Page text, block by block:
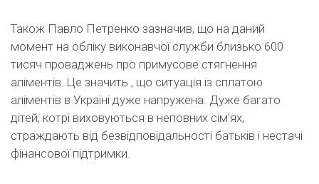
Також Павло Петренко зазначив, що на даний
момент на обліку виконавчої служби близько 600
тисяч проваджень про примусове стягнення
аліментів. Це значить , що ситуація із сплатою
аліментів в Україні дуже напружена. Дуже багато
дітей, котрі виховуються в неповних сім’ях,
страждають від безвідповідальності батьків і нестачі
фінансової підтримки.